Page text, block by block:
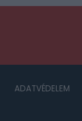
ADATVÉDELEM